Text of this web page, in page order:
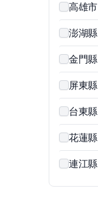
高雄市
澎湖縣
金門縣
屏東縣
台東縣
花蓮縣
連江縣